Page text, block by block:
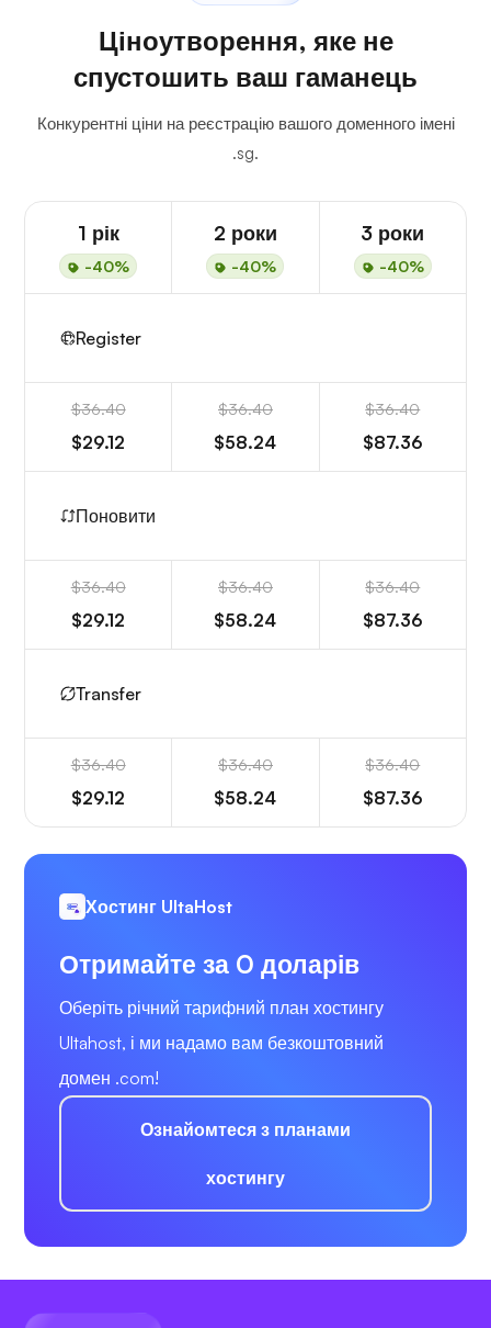
Ціноутворення, яке не
спустошить ваш гаманець
Конкурентні ціни на реєстрацію вашого доменного імені
.sg.
1 рік
-40%
2 роки
-40%
3 роки
-40%
Register
$36.40
$29.12
$36.40
$58.24
$36.40
$87.36
Поновити
$36.40
$29.12
$36.40
$58.24
$36.40
$87.36
Transfer
$36.40
$29.12
$36.40
$58.24
$36.40
$87.36
Хостинг UltaHost
Отримайте за 0 доларів
Оберіть річний тарифний план хостингу
Ultahost, і ми надамо вам безкоштовний
домен .com!
Ознайомтеся з планами
хостингу